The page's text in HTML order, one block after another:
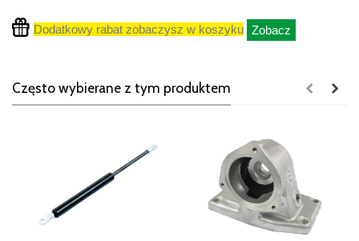
Dodatkowy rabat zobaczysz w koszyku Zobacz
Często wybierane z tym produktem